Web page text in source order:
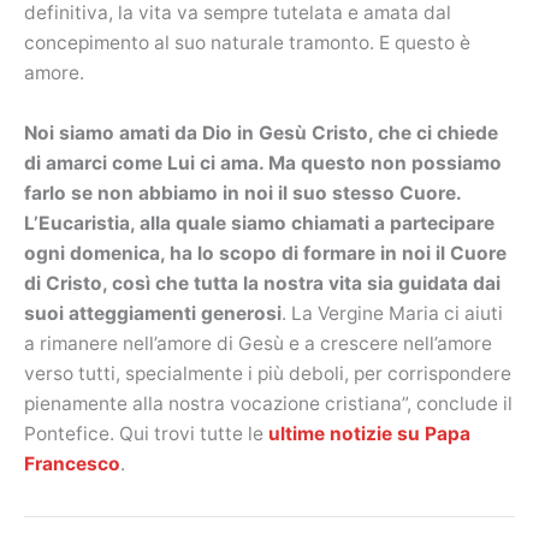
definitiva, la vita va sempre tutelata e amata dal
concepimento al suo naturale tramonto. E questo è
amore.
Noi siamo amati da Dio in Gesù Cristo, che ci chiede
di amarci come Lui ci ama. Ma questo non possiamo
farlo se non abbiamo in noi il suo stesso Cuore.
L’Eucaristia, alla quale siamo chiamati a partecipare
ogni domenica, ha lo scopo di formare in noi il Cuore
di Cristo, così che tutta la nostra vita sia guidata dai
suoi atteggiamenti generosi. La Vergine Maria ci aiuti
a rimanere nell’amore di Gesù e a crescere nell’amore
verso tutti, specialmente i più deboli, per corrispondere
pienamente alla nostra vocazione cristiana”, conclude il
Pontefice. Qui trovi tutte le ultime notizie su Papa
Francesco.